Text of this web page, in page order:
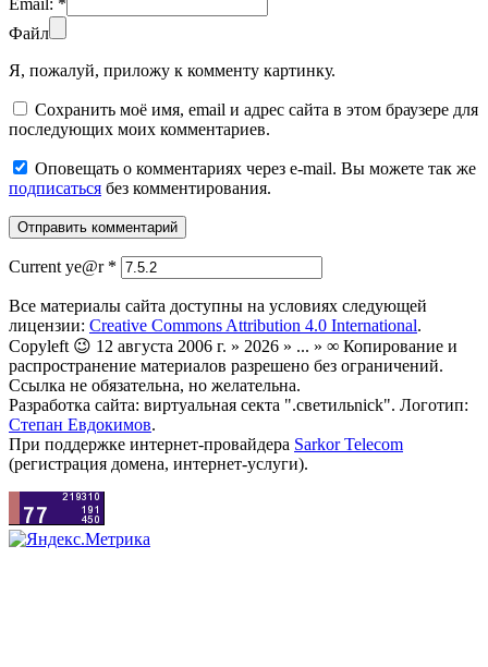
Email: *
Файл
Я, пожалуй, приложу к комменту картинку.
Сохранить моё имя, email и адрес сайта в этом браузере для
последующих моих комментариев.
Оповещать о комментариях через e-mail. Вы можете так же
подписаться без комментирования.
Current ye@r *
Все материалы сайта доступны на условиях следующей
лицензии: Creative Commons Attribution 4.0 International.
Copyleft 😉 12 августа 2006 г. » 2026 » ... » ∞ Копирование и
распространение материалов разрешено без ограничений.
Ссылка не обязательна, но желательна.
Разработка сайта: виртуальная секта ".светильnick". Логотип:
Степан Евдокимов.
При поддержке интернет-провайдера Sarkor Telecom
(регистрация домена, интернет-услуги).